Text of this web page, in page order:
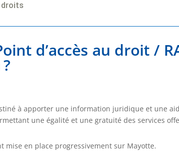
droits
d’accès au droit /
à apporter une information juridique et une
une égalité et une gratuité des services
mise en place progressivement sur Mayotte.